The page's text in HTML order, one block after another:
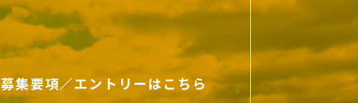
募集要項／エントリーはこちら